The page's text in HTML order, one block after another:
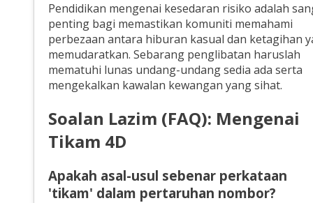
Pendidikan mengenai kesedaran risiko adalah
penting bagi memastikan komuniti memahami
perbezaan antara hiburan kasual dan ketagihan
memudaratkan. Sebarang penglibatan haruslah
mematuhi lunas undang-undang sedia ada serta
mengekalkan kawalan kewangan yang sihat.
Soalan Lazim (FAQ): Mengenai
Tikam 4D
Apakah asal-usul sebenar perkataan
'tikam' dalam pertaruhan nombor?